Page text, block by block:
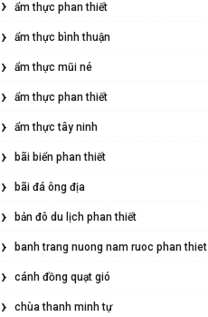
ẩm thực phan thiết
ẩm thực bình thuận
ẩm thực mũi né
ẩm thực phan thiết
ẩm thực tây ninh
bãi biển phan thiết
bãi đá ông địa
bản đô du lịch phan thiết
banh trang nuong nam ruoc phan thiet
cánh đồng quạt gió
chùa thanh minh tự